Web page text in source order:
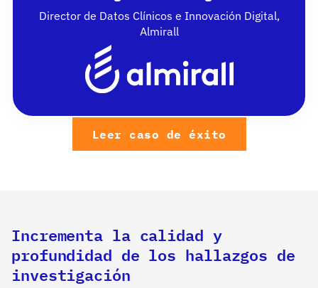
Director de Datos Clínicos e Innovación Digital,
Almirall
Leer caso de éxito
Incrementa la calidad y
profundidad de los hallazgos de
investigación